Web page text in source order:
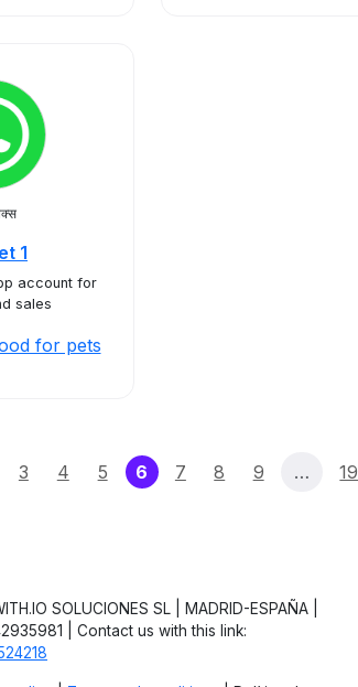
1
account for
sales
for pets
3 4 5 6 (current)
7 8 9 … 19
SOLUCIONES SL | MADRID-ESPAÑA |
| Contact us with this link: